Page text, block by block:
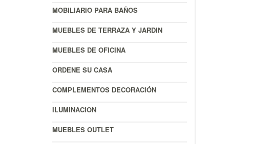
MOBILIARIO PARA BAÑOS
MUEBLES DE TERRAZA Y JARDIN
MUEBLES DE OFICINA
ORDENE SU CASA
COMPLEMENTOS DECORACIÓN
ILUMINACION
MUEBLES OUTLET